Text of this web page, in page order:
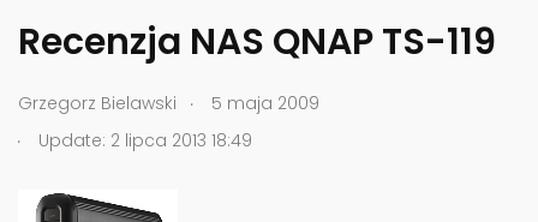
Recenzja NAS QNAP TS-119
Grzegorz Bielawski .
5 maja 2009
.
Update: 2 lipca 2013 18:49